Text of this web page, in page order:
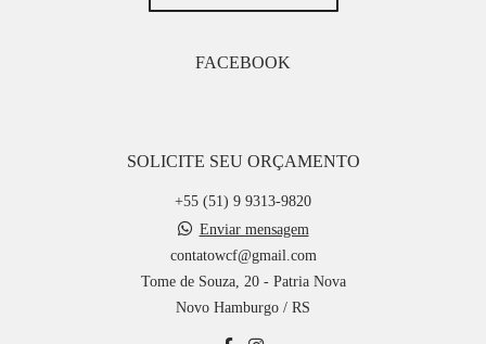
FACEBOOK
SOLICITE SEU ORÇAMENTO
+55 (51) 9 9313-9820
Enviar mensagem
contatowcf@gmail.com
Tome de Souza, 20 - Patria Nova
Novo Hamburgo / RS